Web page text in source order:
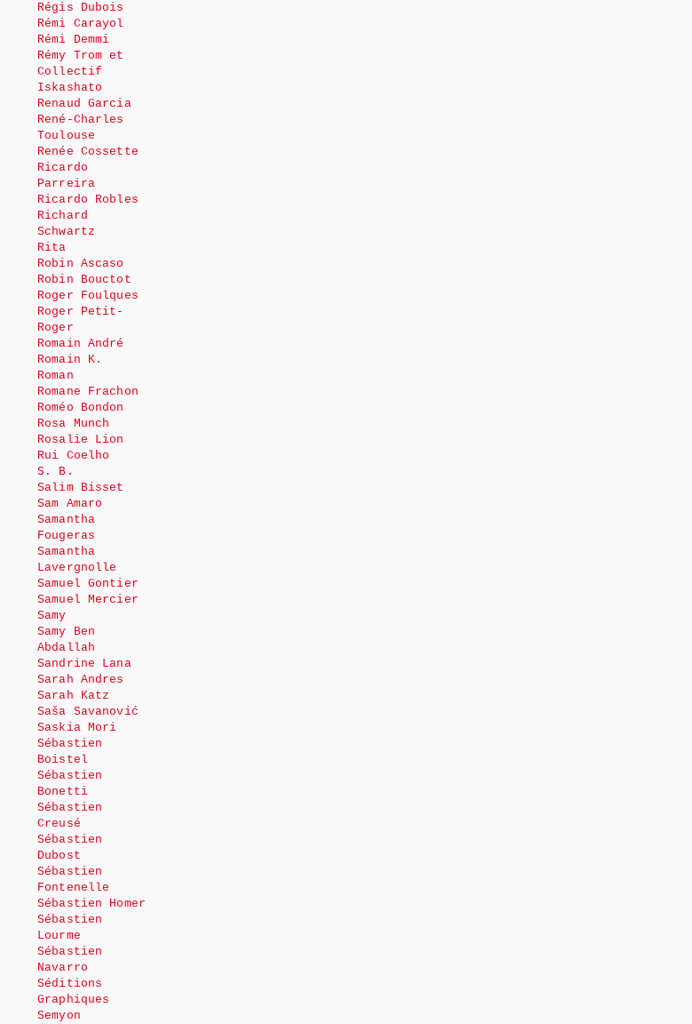
Régis Dubois
Rémi Carayol
Rémi Demmi
Rémy Trom et
Collectif
Iskashato
Renaud Garcia
René-Charles
Toulouse
Renée Cossette
Ricardo
Parreira
Ricardo Robles
Richard
Schwartz
Rita
Robin Ascaso
Robin Bouctot
Roger Foulques
Roger Petit-
Roger
Romain André
Romain K.
Roman
Romane Frachon
Roméo Bondon
Rosa Munch
Rosalie Lion
Rui Coelho
S. B.
Salim Bisset
Sam Amaro
Samantha
Fougeras
Samantha
Lavergnolle
Samuel Gontier
Samuel Mercier
Samy
Samy Ben
Abdallah
Sandrine Lana
Sarah Andres
Sarah Katz
Saša Savanović
Saskia Mori
Sébastien
Boistel
Sébastien
Bonetti
Sébastien
Creusé
Sébastien
Dubost
Sébastien
Fontenelle
Sébastien Homer
Sébastien
Lourme
Sébastien
Navarro
Séditions
Graphiques
Semyon